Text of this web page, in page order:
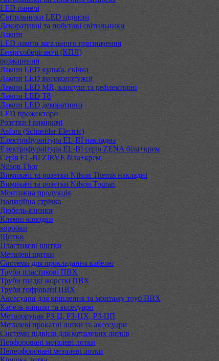
LED панелі
Світильники LED підвісні
Декоративні та побутові світильники
Лампи
LED лампи загального призначення
Енергозберігаючі (КПЛ)
розжарення
Лампи LED кулька, свічка
Лампи LED високопотужні
Лампи LED MR, капсули та рефлекторні
Лампи LED Т8
Лампи LED декоративні
LED прожектори
Розетки і вимикачі
Asfora (Schneider Electric)
Електрофурнітура EL-BI накладна
Електрофурнітура EL-BI серія ZENA біла+крем
Серія EL-BI ZIRVE біла+крем
Nilson Thor
Вимикачі та розетки Nilson Themis накладні
Вимикачі та розетки Nilson Touran
Монтажна продукція
Ізоляційна стрічка
Дюбель-ялинки
Клемні колодки
коробки
Щитки
Пластикові щитки
Металеві щитки
Системи для прокладання кабелю
Труби пластикові ПВХ
Труби гладкі жорсткі ПВХ
Труби гофровані ПВХ
Аксесуари для кріплення та монтажу труб ПВХ
Кабель-канали та аксесуари
Металорукав РЗ-Ц, РЗ-ЦХ, РЗ-ЦП
Металеві прокатні лотки та аксесуари
Системи підвісів для металевих лотків
Перфоровані металеві лотки
Неперфоровані металеві лотки